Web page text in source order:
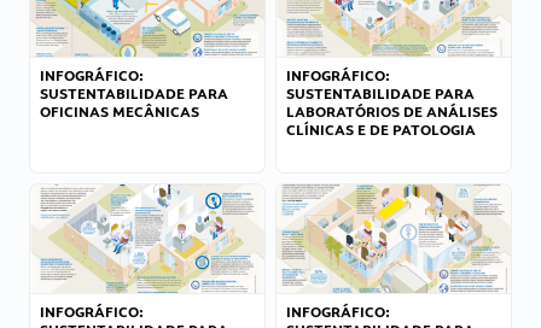
INFOGRÁFICO:
SUSTENTABILIDADE PARA
OFICINAS MECÂNICAS
INFOGRÁFICO:
SUSTENTABILIDADE PARA
LABORATÓRIOS DE ANÁLISES
CLÍNICAS E DE PATOLOGIA
INFOGRÁFICO:
INFOGRÁFICO: